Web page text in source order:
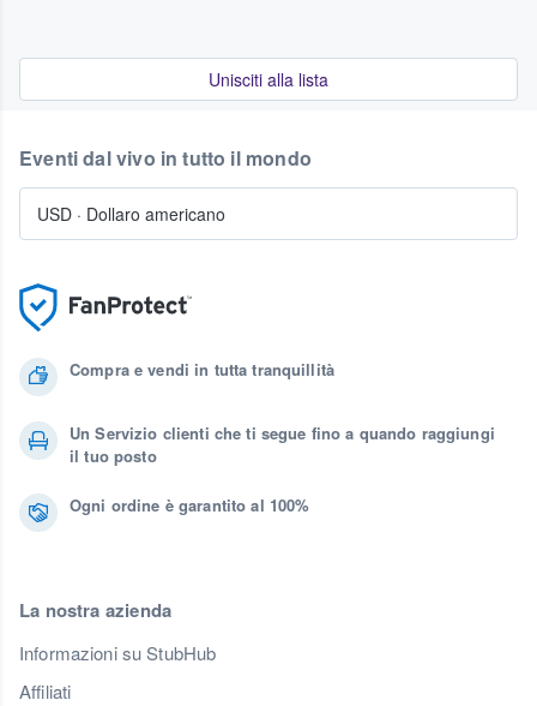
Unisciti alla lista
Compra e vendi in tutta tranquillità
Un Servizio clienti che ti segue fino a quando raggiungi
il tuo posto
Ogni ordine è garantito al 100%
La nostra azienda
Informazioni su StubHub
Affiliati
Eventi dal vivo in tutto il mondo
USD · Dollaro americano